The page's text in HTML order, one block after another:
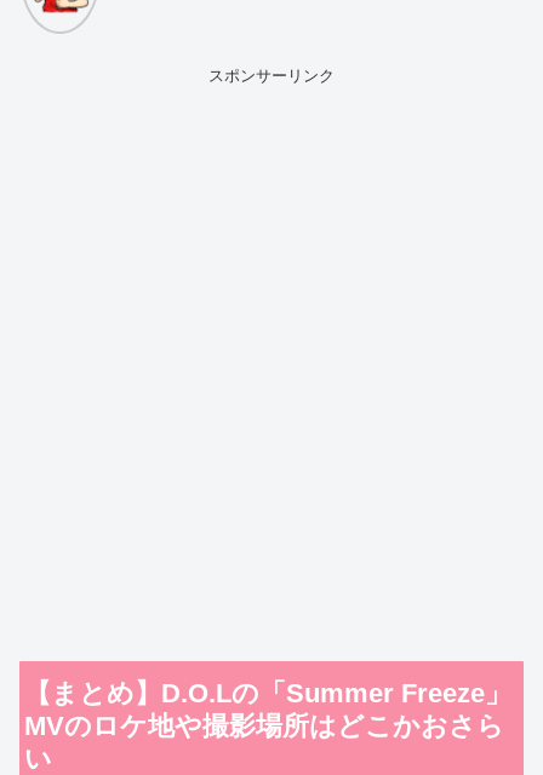
スポンサーリンク
【まとめ】D.O.Lの「Summer Freeze」
MVのロケ地や撮影場所はどこかおさら
い